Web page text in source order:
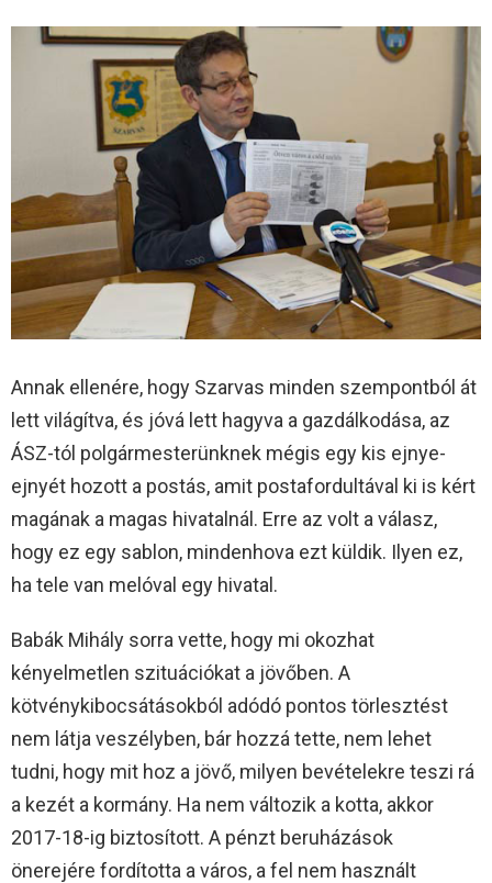
Annak ellenére, hogy Szarvas minden szempontból át
lett világítva, és jóvá lett hagyva a gazdálkodása, az
ÁSZ-tól polgármesterünknek mégis egy kis ejnye-
ejnyét hozott a postás, amit postafordultával ki is kért
magának a magas hivatalnál. Erre az volt a válasz,
hogy ez egy sablon, mindenhova ezt küldik. Ilyen ez,
ha tele van melóval egy hivatal.
Babák Mihály sorra vette, hogy mi okozhat
kényelmetlen szituációkat a jövőben. A
kötvénykibocsátásokból adódó pontos törlesztést
nem látja veszélyben, bár hozzá tette, nem lehet
tudni, hogy mit hoz a jövő, milyen bevételekre teszi rá
a kezét a kormány. Ha nem változik a kotta, akkor
2017-18-ig biztosított. A pénzt beruházások
önerejére fordította a város, a fel nem használt